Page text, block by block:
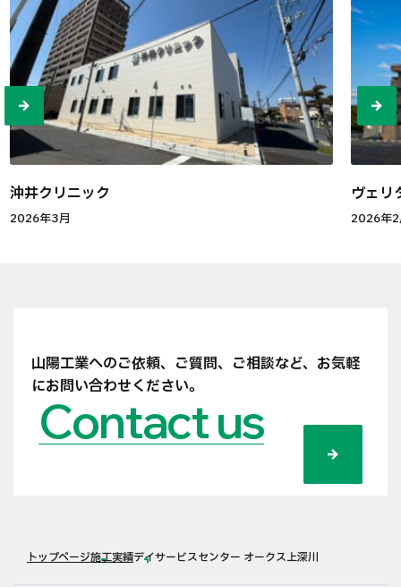
沖井クリニック
2026年3月
ヴェリ
2026年
山陽工業へのご依頼、ご質問、ご相談など、 お気軽
にお問い合わせください。
Contact us
トップページ施工実績デイサービスセンター オークス上深川